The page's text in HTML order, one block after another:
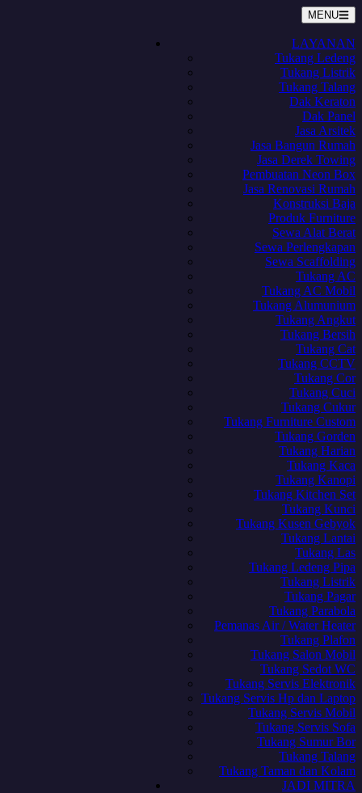
MENU
LAYANAN
Tukang Ledeng
Tukang Listrik
Tukang Talang
Dak Keraton
Dak Panel
Jasa Arsitek
Jasa Bangun Rumah
Jasa Derek Towing
Pembuatan Neon Box
Jasa Renovasi Rumah
Konstruksi Baja
Produk Furniture
Sewa Alat Berat
Sewa Perlengkapan
Sewa Scaffolding
Tukang AC
Tukang AC Mobil
Tukang Alumunium
Tukang Angkut
Tukang Bersih
Tukang Cat
Tukang CCTV
Tukang Cor
Tukang Cuci
Tukang Cukur
Tukang Furniture Custom
Tukang Gorden
Tukang Harian
Tukang Kaca
Tukang Kanopi
Tukang Kitchen Set
Tukang Kunci
Tukang Kusen Gebyok
Tukang Lantai
Tukang Las
Tukang Ledeng Pipa
Tukang Listrik
Tukang Pagar
Tukang Parabola
Pemanas Air / Water Heater
Tukang Plafon
Tukang Salon Mobil
Tukang Sedot WC
Tukang Servis Elektronik
Tukang Servis Hp dan Laptop
Tukang Servis Mobil
Tukang Servis Sofa
Tukang Sumur Bor
Tukang Talang
Tukang Taman dan Kolam
JADI MITRA